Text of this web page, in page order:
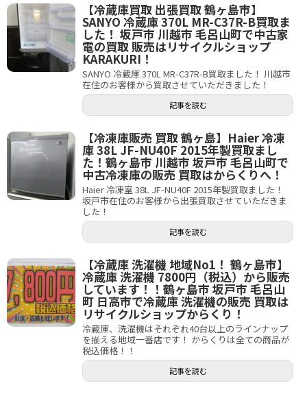
【冷蔵庫買取 出張買取 鶴ヶ島市】
SANYO 冷蔵庫 370L MR-C37R-B買取ま
した！ 坂戸市 川越市 毛呂山町で中古家
電の買取 販売はリサイクルショップ
KARAKURI！
SANYO 冷蔵庫 370L MR-C37R-B買取ました！ 川越市
在住のお客様から買取させていただきました！
記事を読む
【冷凍庫販売 買取 鶴ヶ島】Haier 冷凍
庫 38L JF-NU40F 2015年製買取まし
た！鶴ヶ島市 川越市 坂戸市 毛呂山町で
中古冷凍庫の販売 買取はからくりへ！
Haier 冷凍室 38L JF-NU40F 2015年製買取ました！
坂戸市在住のお客様から出張買取させていただきま
した！
記事を読む
【冷蔵庫 洗濯機 地域No1！ 鶴ヶ島市】
冷蔵庫 洗濯機 7800円（税込）から販売
しています！！鶴ヶ島市 坂戸市 毛呂山
町 日高市で冷蔵庫 洗濯機の販売 買取は
リサイクルショップからくり！
冷蔵庫、洗濯機はそれぞれ40台以上のラインナップ
を揃える地域一番店です！ からくりは全ての商品が
税込価格！！
記事を読む